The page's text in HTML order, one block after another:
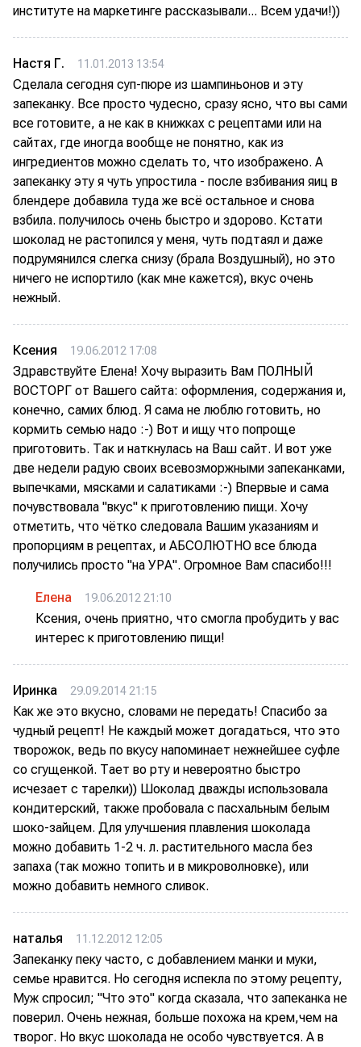
институте на маркетинге рассказывали... Всем удачи!))
Настя Г. 11.01.2013 13:54
Сделала сегодня суп-пюре из шампиньонов и эту
запеканку. Все просто чудесно, сразу ясно, что вы сами
все готовите, а не как в книжках с рецептами или на
сайтах, где иногда вообще не понятно, как из
ингредиентов можно сделать то, что изображено. А
запеканку эту я чуть упростила - после взбивания яиц в
блендере добавила туда же всё остальное и снова
взбила. получилось очень быстро и здорово. Кстати
шоколад не растопился у меня, чуть подтаял и даже
подрумянился слегка снизу (брала Воздушный), но это
ничего не испортило (как мне кажется), вкус очень
нежный.
Ксения 19.06.2012 17:08
Здравствуйте Елена! Хочу выразить Вам ПОЛНЫЙ
ВОСТОРГ от Вашего сайта: оформления, содержания и,
конечно, самих блюд. Я сама не люблю готовить, но
кормить семью надо :-) Вот и ищу что попроще
приготовить. Так и наткнулась на Ваш сайт. И вот уже
две недели радую своих всевозморжными запеканками,
выпечками, мясками и салатиками :-) Впервые и сама
почувствовала "вкус" к приготовлению пищи. Хочу
отметить, что чётко следовала Вашим указаниям и
пропорциям в рецептах, и АБСОЛЮТНО все блюда
получились просто "на УРА". Огромное Вам спасибо!!!
Елена 19.06.2012 21:10
Ксения, очень приятно, что смогла пробудить у вас
интерес к приготовлению пищи!
Иринка 29.09.2014 21:15
Как же это вкусно, словами не передать! Спасибо за
чудный рецепт! Не каждый может догадаться, что это
творожок, ведь по вкусу напоминает нежнейшее суфле
со сгущенкой. Тает во рту и невероятно быстро
исчезает с тарелки)) Шоколад дважды использовала
кондитерский, также пробовала с пасхальным белым
шоко-зайцем. Для улучшения плавления шоколада
можно добавить 1-2 ч. л. растительного масла без
запаха (так можно топить и в микроволновке), или
можно добавить немного сливок.
наталья 11.12.2012 12:05
Запеканку пеку часто, с добавлением манки и муки,
семье нравится. Но сегодня испекла по этому рецепту,
Муж спросил; "Что это" когда сказала, что запеканка не
поверил. Очень нежная, больше похожа на крем,чем на
творог. Но вкус шоколада не особо чувствуется. А в